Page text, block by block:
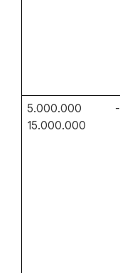
5.000.000 -
15.000.000